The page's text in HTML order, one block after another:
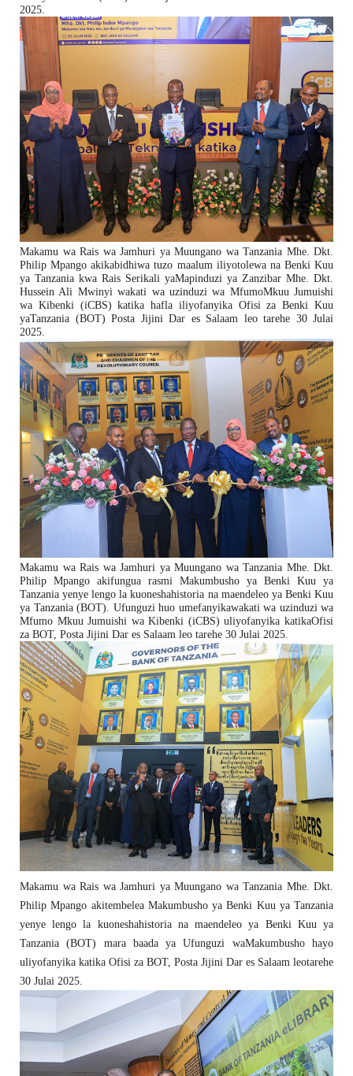
2025.
Makamu wa Rais wa Jamhuri ya Muungano wa Tanzania Mhe. Dkt.
Philip Mpango akikabidhiwa tuzo maalum iliyotolewa na Benki Kuu
ya Tanzania kwa Rais Serikali yaMapinduzi ya Zanzibar Mhe. Dkt.
Hussein Ali Mwinyi wakati wa uzinduzi wa MfumoMkuu Jumuishi
wa Kibenki (iCBS) katika hafla iliyofanyika Ofisi za Benki Kuu
yaTanzania (BOT) Posta Jijini Dar es Salaam leo tarehe 30 Julai
2025.
Makamu wa Rais wa Jamhuri ya Muungano wa Tanzania Mhe. Dkt.
Philip Mpango akifungua rasmi Makumbusho ya Benki Kuu ya
Tanzania yenye lengo la kuoneshahistoria na maendeleo ya Benki Kuu
ya Tanzania (BOT). Ufunguzi huo umefanyikawakati wa uzinduzi wa
Mfumo Mkuu Jumuishi wa Kibenki (iCBS) uliyofanyika katikaOfisi
za BOT, Posta Jijini Dar es Salaam leo tarehe 30 Julai 2025.
Makamu wa Rais wa Jamhuri ya Muungano wa Tanzania Mhe. Dkt.
Philip Mpango akitembelea Makumbusho ya Benki Kuu ya Tanzania
yenye lengo la kuoneshahistoria na maendeleo ya Benki Kuu ya
Tanzania (BOT) mara baada ya Ufunguzi waMakumbusho hayo
uliyofanyika katika Ofisi za BOT, Posta Jijini Dar es Salaam leotarehe
30 Julai 2025.